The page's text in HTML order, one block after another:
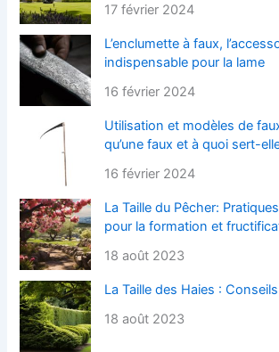
17 février 2024
L’enclumette à faux,
indispensable pour la lame
16 février 2024
Utilisation et modèles de
qu’une faux et à quoi sert-
16 février 2024
La Taille du Pêcher:
pour la formation et
18 août 2023
La Taille des Haies :
18 août 2023